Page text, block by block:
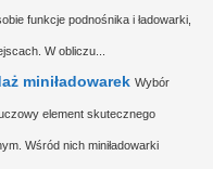
funkcje podnośnika i ładowarki,
W obliczu...
miniładowarek Wybór
element skutecznego
Wśród nich miniładowarki